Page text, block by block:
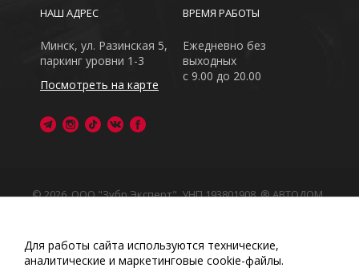
ВРЕМЯ РАБОТЫ
Ежедневно без
выходных
с 9.00 до 20.00
НАШ АДРЕС
Минск, ул. Разинская 5,
паркинг уровни 1-3
Посмотреть на карте
© 2026, ООО "Зубр Эксперт", УНП 193801908. ® АВТОДОМ
Обращаем Ваше внимание на то, что данный интернет-
сайт носит исключительно информационный характер
Любое использование либо копирование материалов
Для работы сайта используются технические,
аналитические и маркетинговые сооkіе-файлы.